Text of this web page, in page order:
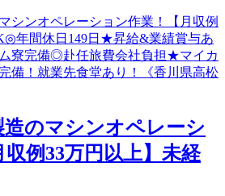
造のマシンオペレーシ
収例33万円以上】未経